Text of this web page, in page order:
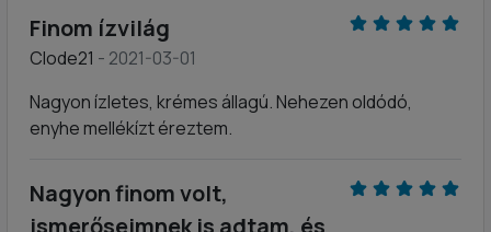
Finom ízvilág
Clode21 - 2021-03-01
Nagyon ízletes, krémes állagú. Nehezen oldódó,
enyhe mellékízt éreztem.
Nagyon finom volt,
ismerőseimnek is adtam, és